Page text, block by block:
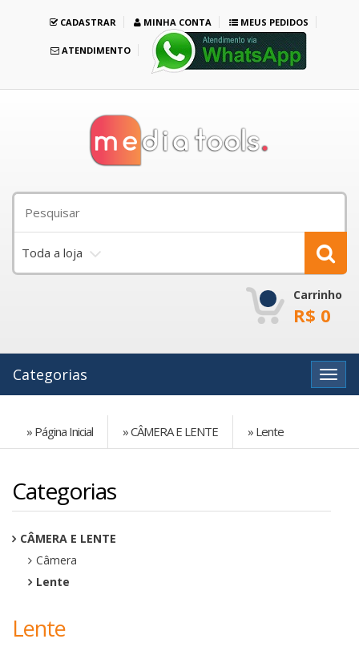
CADASTRAR MINHA CONTA MEUS PEDIDOS
ATENDIMENTO
Toda a loja
Carrinho
R$ 0
Categorias Ver
» Página Inicial » CÂMERA E LENTE » Lente
Categorias
CÂMERA E LENTE
Câmera
Lente
Lente